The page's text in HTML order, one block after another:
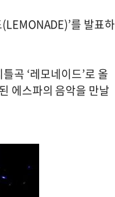
를 발표하
곡 ‘레모네이드’로 올
에스파의 음악을 만날